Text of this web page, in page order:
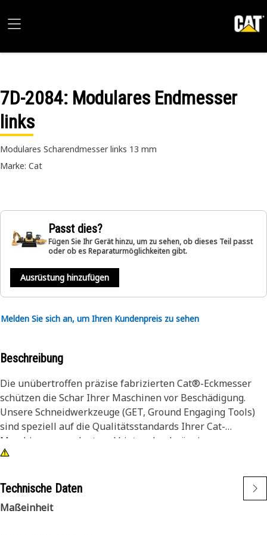
7D-2084: Modulares Endmesser
links
Modulares Scharendmesser links 13 mm
Marke: Cat
Passt dies?
Fügen Sie Ihr Gerät hinzu, um zu sehen, ob dieses Teil passt
oder ob es Reparaturmöglichkeiten gibt.
Ausrüstung hinzufügen
Melden Sie sich an, um Ihren Kundenpreis zu sehen
Beschreibung
Die unübertroffen präzise fabrizierten Cat®-Eckmesser
schützen die Schar Ihrer Maschinen vor Beschädigung.
Unsere Schneidwerkzeuge (GET, Ground Engaging Tools)
sind speziell auf die Qualitätsstandards Ihrer Cat-
Maschinen ausgelegt und bieten durchgängig
hervorragenden Schutz.
Cat-Eckmesser sind dank optimaler Beständigkeit gegen
Anwendungen geeignet und steigern somit die
Technische Daten
Maßeinheit